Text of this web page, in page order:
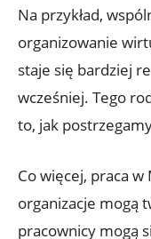
Na przykład,
organizowanie
staje się bardziej
wcześniej. Tego
to, jak
Co więcej, praca
organizacje mogą
pracownicy mogą